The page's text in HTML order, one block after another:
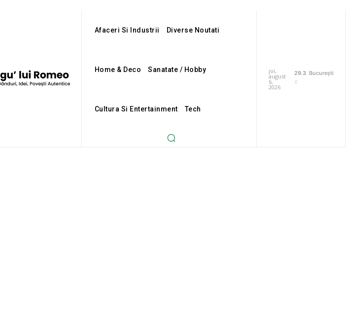
Afaceri Si Industrii Diverse Noutati
Home & Deco Sanatate / Hobby
Cultura Si Entertainment Tech
joi,
august
6,
2026
29.3
C
București